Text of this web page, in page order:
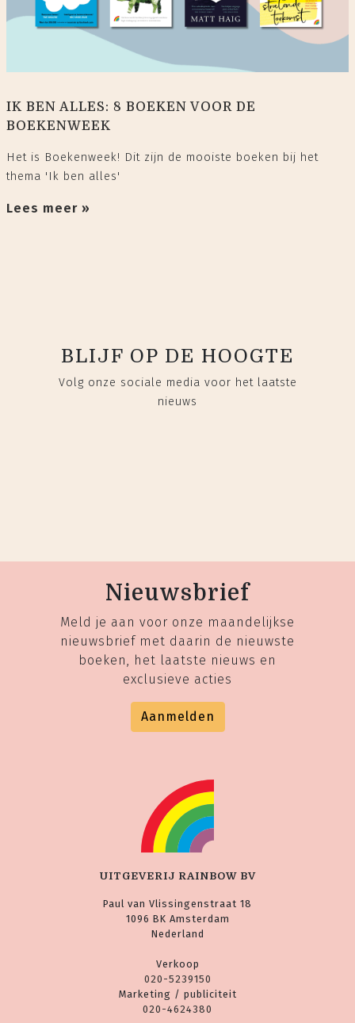
IK BEN ALLES: 8 BOEKEN VOOR DE
BOEKENWEEK
Het is Boekenweek! Dit zijn de mooiste boeken bij het
thema 'Ik ben alles'
Lees meer »
BLIJF OP DE HOOGTE
Volg onze sociale media voor het laatste
nieuws
Nieuwsbrief
Meld je aan voor onze maandelijkse
nieuwsbrief met daarin de nieuwste
boeken, het laatste nieuws en
exclusieve acties
Aanmelden
UITGEVERIJ RAINBOW BV
Paul van Vlissingenstraat 18
1096 BK Amsterdam
Nederland
Verkoop
020-5239150
Marketing / publiciteit
020-4624380